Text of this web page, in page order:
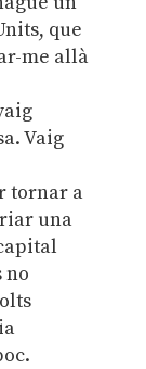
que
me allà
Vaig
tornar a
una
no